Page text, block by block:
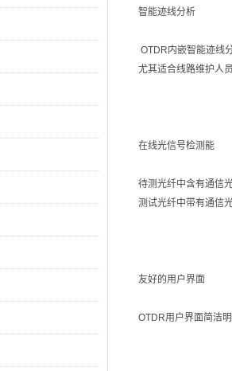
智能迹线分析
OTDR内嵌智能迹线
尤其适合线路维护人
在线光信号检测能
待测光纤中含有通信
测试光纤中带有通信
友好的用户界面
OTDR用户界面简洁